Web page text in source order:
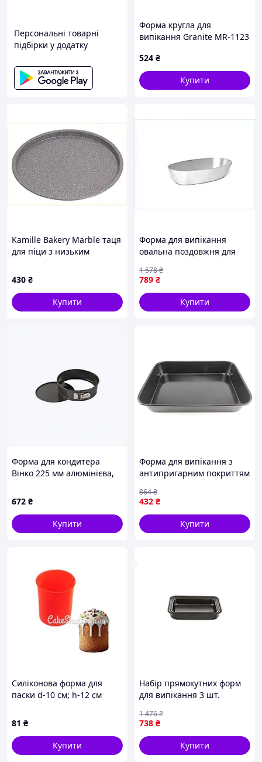
Персональні товарні
підбірки у додатку
Форма кругла для
випікання Granite MR-1123
524 ₴
Купити
Kamille Bakery Marble таця
для піци з низьким
430 ₴
Купити
Форма для випікання
овальна поздовжня для
запіканок із жароміцного
матеріалу
789 ₴
1 578₴
Купити
Форма для кондитера
Вінко 225 мм алюмінієва,
672 ₴
Купити
Форма для випікання з
антипригарним покриттям
з вуглецевої сталі 40х28х7
см
432 ₴
864₴
Купити
Силіконова форма для
паски d-10 см; h-12 см
81 ₴
Купити
Набір прямокутних форм
для випікання 3 шт.
приготування тортів і
пирогів
738 ₴
1 476₴
Купити